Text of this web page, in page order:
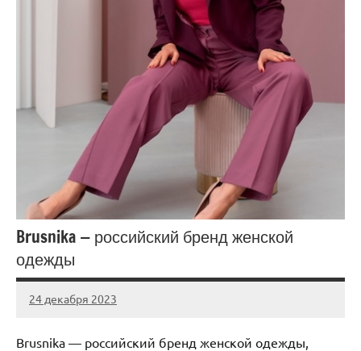
Brusnika — российский бренд женской
одежды
24 декабря 2023
Avtor
Нет
Brusnika — российский бренд женской одежды,